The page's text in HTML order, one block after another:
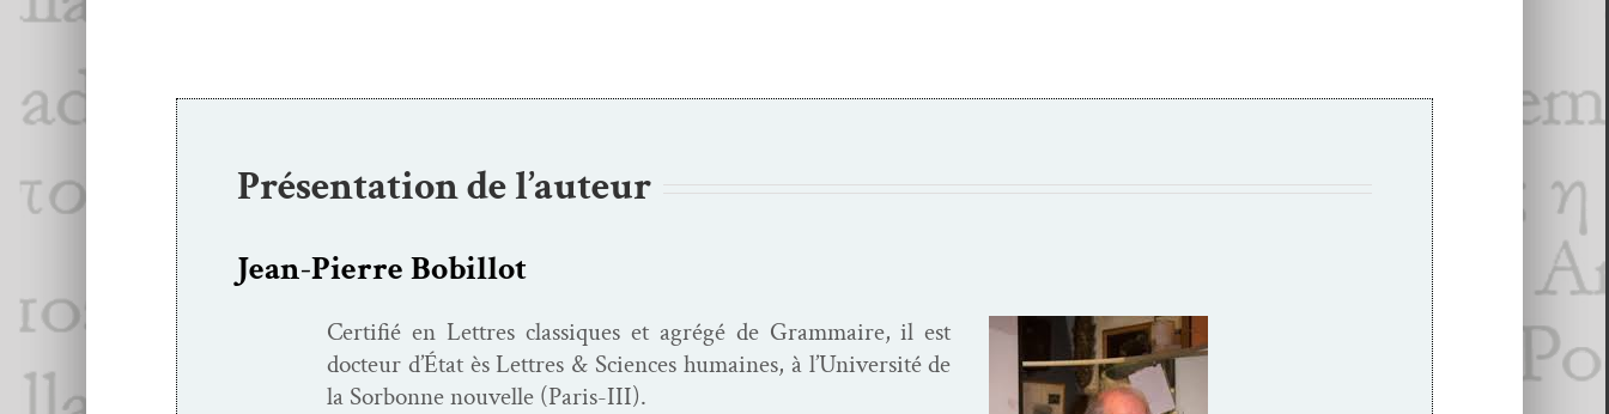
Présentation de l’auteur
Jean-Pierre Bobillot
Cer­ti­fié en Let­tres clas­siques et agrégé de Gram­maire, il est
doc­teur d’É­tat ès Let­tres & Sci­ences humaines, à l’U­ni­ver­sité de
la Sor­bonne nou­velle (Paris-III).